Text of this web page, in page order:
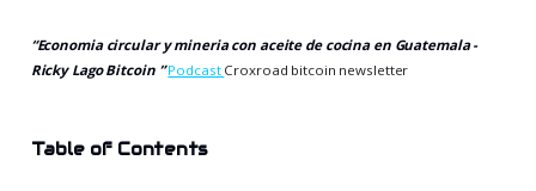
“Economia circular y mineria con aceite de cocina en Guatemala -
Ricky Lago Bitcoin ” Podcast Croxroad bitcoin newsletter
Table of Contents